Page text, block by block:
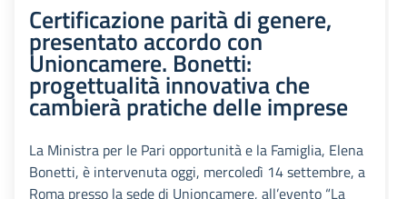
Certificazione parità di genere,
presentato accordo con
Unioncamere. Bonetti:
progettualità innovativa che
cambierà pratiche delle imprese
La Ministra per le Pari opportunità e la Famiglia, Elena
Bonetti, è intervenuta oggi, mercoledì 14 settembre, a
Roma presso la sede di Unioncamere, all’evento “La